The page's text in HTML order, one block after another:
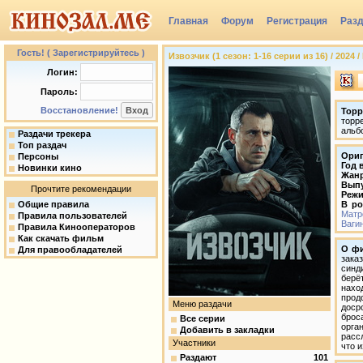
Главная Форум Регистрация
Группы
Гость! ( Зарегистрируйтесь )
Логин:
Пароль:
Восстановление!
Раздачи трекера
Топ раздач
Персоны
Новинки кино
Прочтите рекомендации
Общие правила
Правила пользователей
Правила Кинооператоров
Как скачать фильм
Для правообладателей
Извозчик (1 сезон: 1-16 серии из 16) / 2024
Меню раздачи
Все серии
Добавить в закладки
Участники
Раздают
101
Год
В
О
что